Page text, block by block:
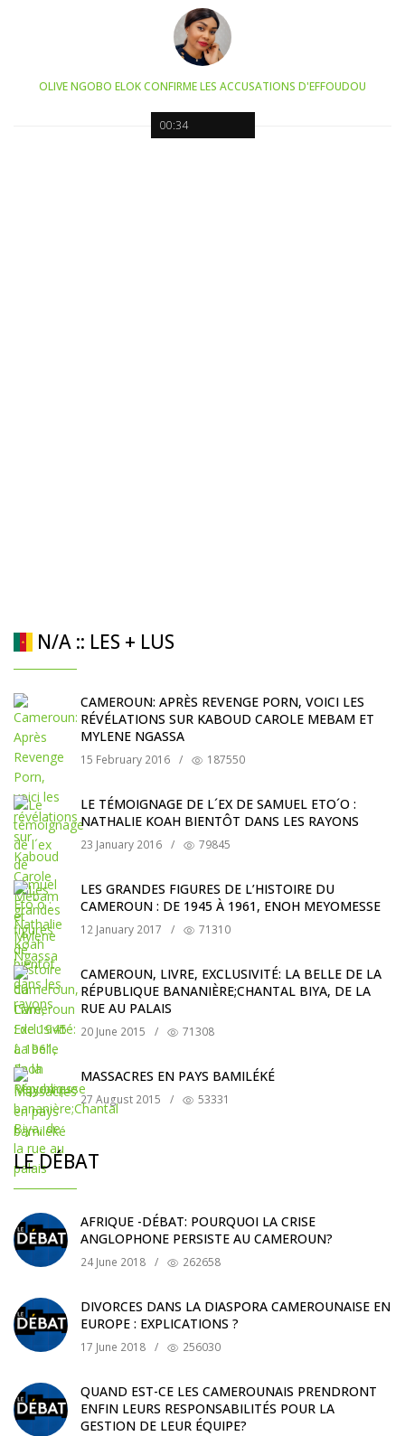
00:34
OLIVE NGOBO ELOK CONFIRME LES ACCUSATIONS D'EFFOUDOU
N/A :: LES + LUS
CAMEROUN: APRÈS REVENGE PORN, VOICI LES
RÉVÉLATIONS SUR KABOUD CAROLE MEBAM ET
MYLENE NGASSA
15 February 2016 / 187550
LE TÉMOIGNAGE DE L´EX DE SAMUEL ETO´O :
NATHALIE KOAH BIENTÔT DANS LES RAYONS
23 January 2016 / 79845
LES GRANDES FIGURES DE L’HISTOIRE DU
CAMEROUN : DE 1945 À 1961, ENOH MEYOMESSE
12 January 2017 / 71310
CAMEROUN, LIVRE, EXCLUSIVITÉ: LA BELLE DE LA
RÉPUBLIQUE BANANIÈRE;CHANTAL BIYA, DE LA
RUE AU PALAIS
20 June 2015 / 71308
MASSACRES EN PAYS BAMILÉKÉ
27 August 2015 / 53331
LE DÉBAT
AFRIQUE -DÉBAT: POURQUOI LA CRISE
ANGLOPHONE PERSISTE AU CAMEROUN?
24 June 2018 / 262658
DIVORCES DANS LA DIASPORA CAMEROUNAISE EN
EUROPE : EXPLICATIONS ?
17 June 2018 / 256030
QUAND EST-CE LES CAMEROUNAIS PRENDRONT
ENFIN LEURS RESPONSABILITÉS POUR LA
GESTION DE LEUR ÉQUIPE?